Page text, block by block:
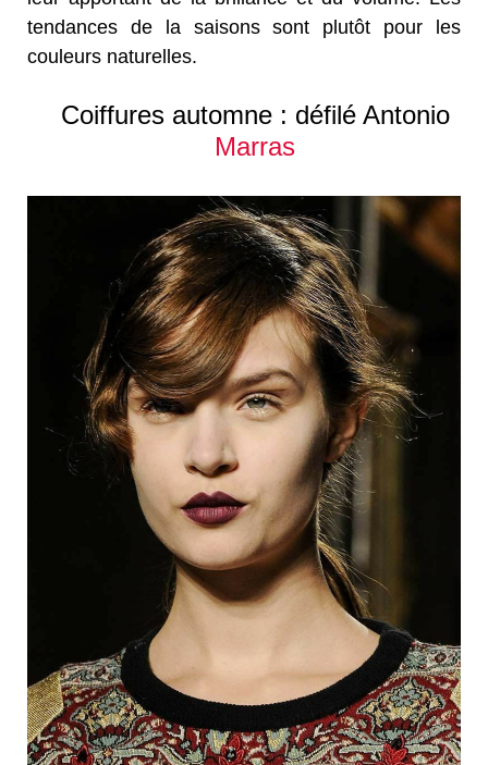
tendances de la saisons sont plutôt pour les
couleurs naturelles.
Coiffures automne : défilé Antonio
Marras